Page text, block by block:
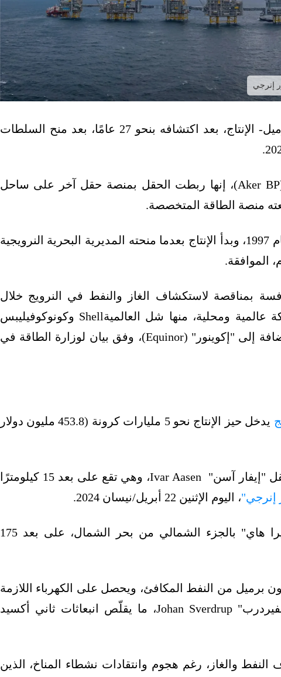
إنرجي
بدأ حقل نفط -تبلغ احتياطاته 20 مليون برميل- الإنتاج، بعد اكتشافه بنحو 27 عامًا، بعد منح السلطات
وقالت شركة النفط والغاز "آكر بي بي" (Aker BP)، إنها ربطت الحقل بمنصة حقل آخر على ساحل
منصة الطاقة المتخصصة.
واكتُشِف حقل نفط "هانز" Hanz البحري عام 1997، وبدأ الإنتاج بعدما منحته المديرية البحرية النرويجية
بمناقصة لاستكشاف الغاز والنفط في النرويج خلال
أغسطس/آب 2023، التي اجتذبت 25 شركة عالمية ومحلية، منها شل العالميةShell وكونوكوفيليبس
وشركة النفط البريطانية "بي بي" (BP)، إضافة إلى "إكوينور" (Equinor)، وفق بيان لوزارة الطاقة في
يدخل حيز الإنتاج نحو 5 مليارات كرونة (453.8 مليون دولار
وربطت الشركة المطورة الحقل بمنصة حقل "إيفار آسن" Ivar Aasen، وهي تقع على بعد 15 كيلومترًا
إنرجي"، اليوم الإثنين 22 أبريل/نيسان 2024.
ويقع حقل إيفان آسن في منطقة "أوتسيرا هاي" بالجزء الشمالي من بحر الشمال، على بعد 175
احتياطيات حقل نفط هانز نحو 20 مليون برميل من النفط المكافئ، ويحصل على الكهرباء اللازمة
للإنتاج من الشاطئ عبر حقل "جوهان سفيردرب" Johan Sverdrup، ما يقلّص انبعاثات ثاني أكسيد
والغاز، رغم هجوم وانتقادات نشطاء المناخ، الذين